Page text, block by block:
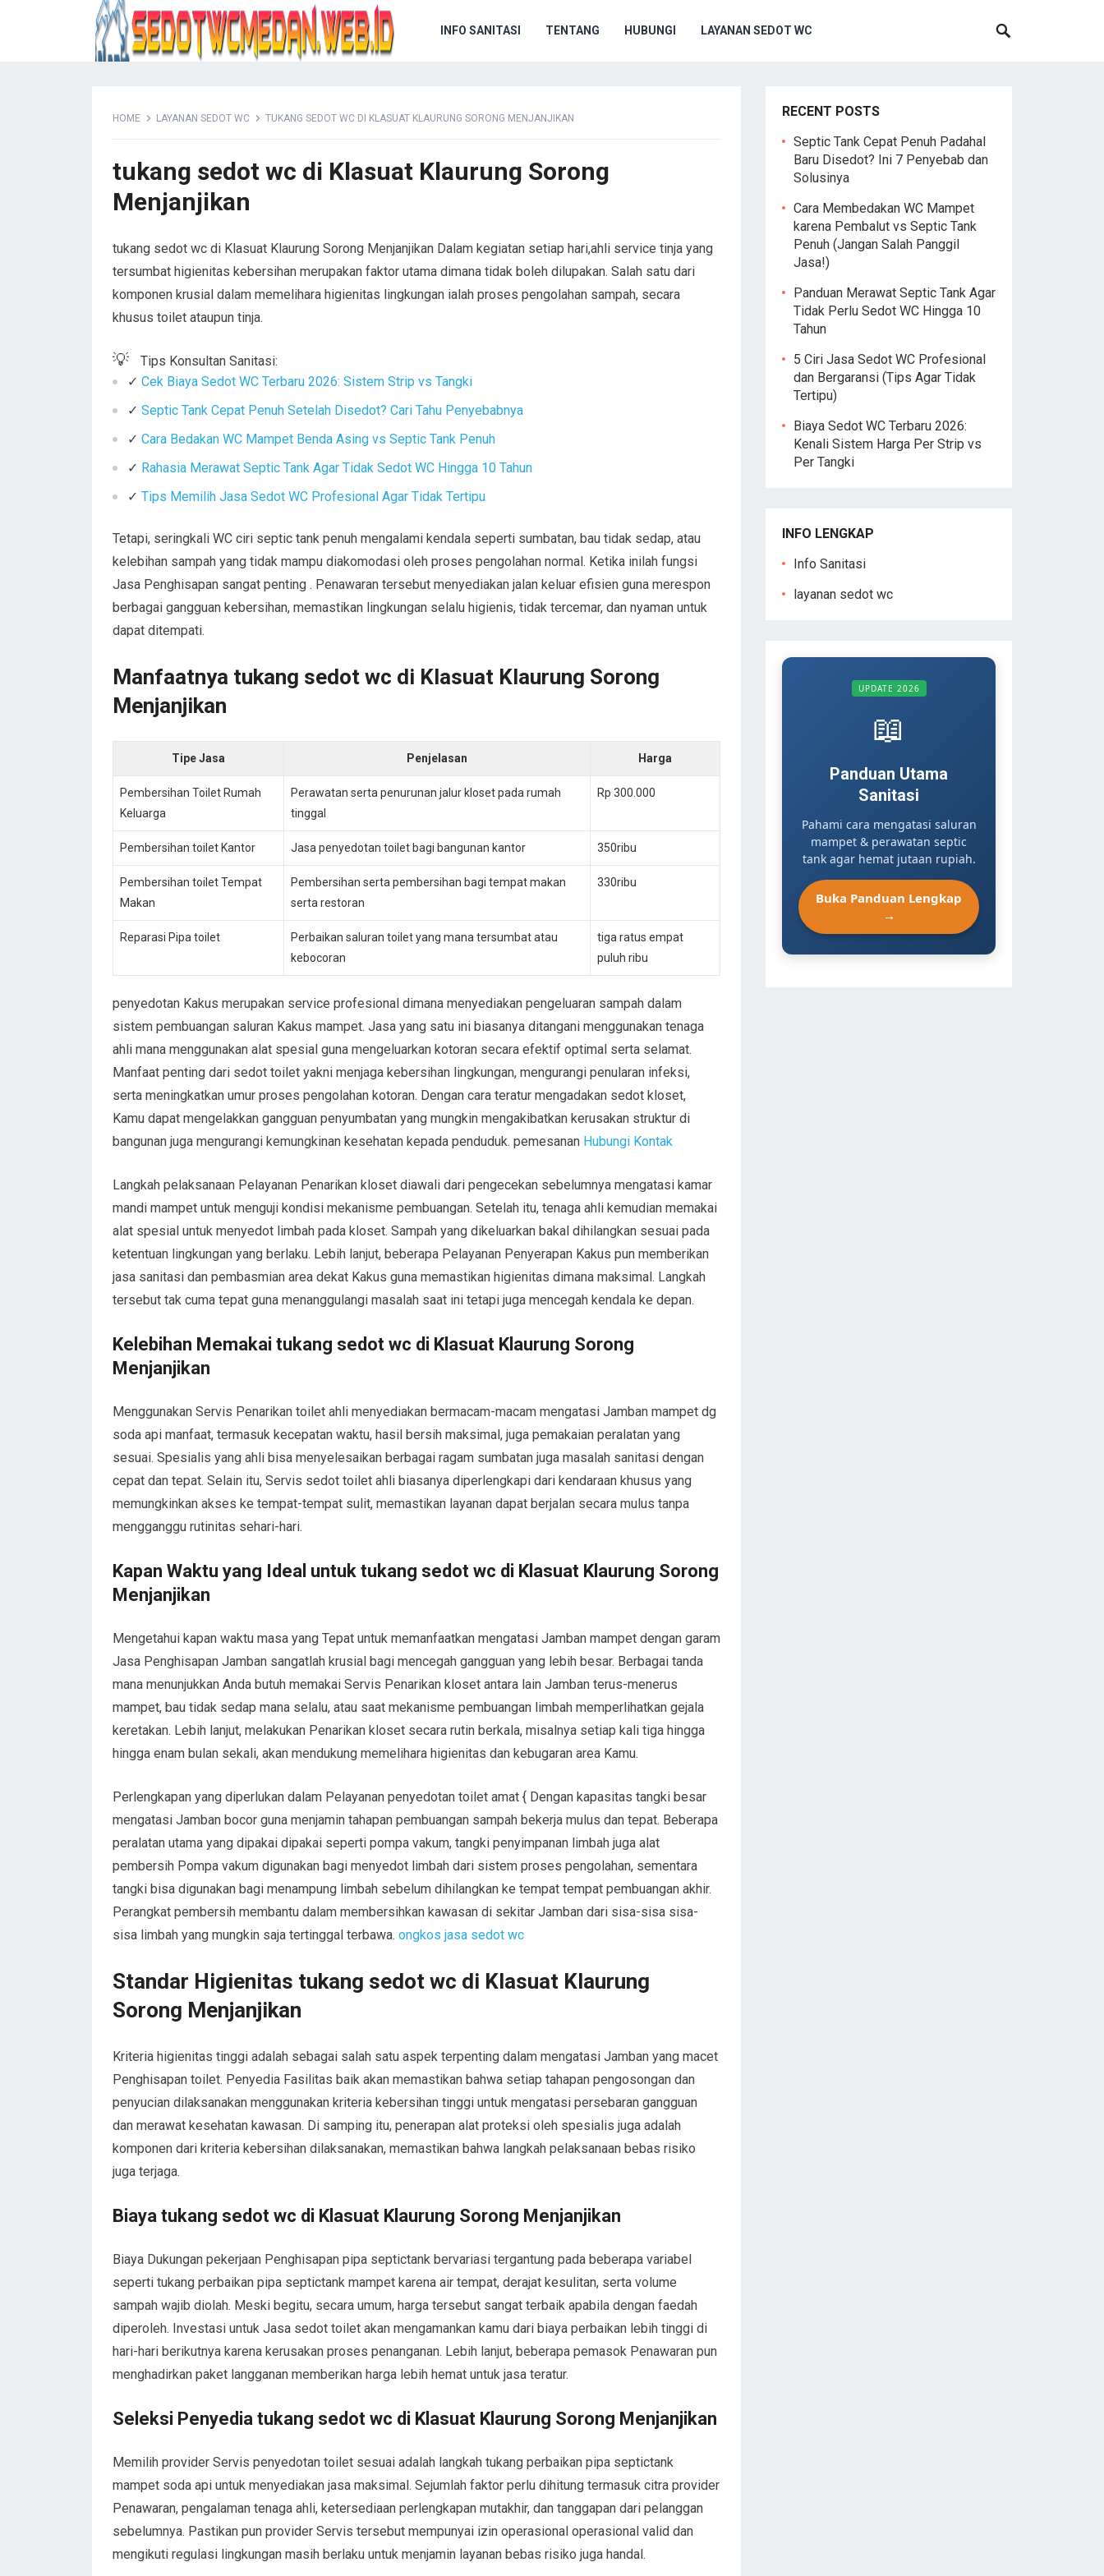
INFO SANITASI TENTANG HUBUNGI LAYANAN SEDOT WC
HOME LAYANAN SEDOT WC TUKANG SEDOT WC DI KLASUAT KLAURUNG SORONG MENJANJIKAN
tukang sedot wc di Klasuat Klaurung Sorong
Menjanjikan
tukang sedot wc di Klasuat Klaurung Sorong Menjanjikan Dalam kegiatan setiap hari,ahli service tinja yang
tersumbat higienitas kebersihan merupakan faktor utama dimana tidak boleh dilupakan. Salah satu dari
komponen krusial dalam memelihara higienitas lingkungan ialah proses pengolahan sampah, secara
khusus toilet ataupun tinja.
💡
Tips Konsultan Sanitasi:
✓ Cek Biaya Sedot WC Terbaru 2026: Sistem Strip vs Tangki
✓ Septic Tank Cepat Penuh Setelah Disedot? Cari Tahu Penyebabnya
✓ Cara Bedakan WC Mampet Benda Asing vs Septic Tank Penuh
✓ Rahasia Merawat Septic Tank Agar Tidak Sedot WC Hingga 10 Tahun
✓ Tips Memilih Jasa Sedot WC Profesional Agar Tidak Tertipu
Tetapi, seringkali WC ciri septic tank penuh mengalami kendala seperti sumbatan, bau tidak sedap, atau
kelebihan sampah yang tidak mampu diakomodasi oleh proses pengolahan normal. Ketika inilah fungsi
Jasa Penghisapan sangat penting . Penawaran tersebut menyediakan jalan keluar efisien guna merespon
berbagai gangguan kebersihan, memastikan lingkungan selalu higienis, tidak tercemar, dan nyaman untuk
dapat ditempati.
Manfaatnya tukang sedot wc di Klasuat Klaurung Sorong
Menjanjikan
Tipe Jasa Penjelasan Harga
Pembersihan Toilet Rumah
Keluarga
Perawatan serta penurunan jalur kloset pada rumah
tinggal
Rp 300.000
Pembersihan toilet Kantor Jasa penyedotan toilet bagi bangunan kantor 350ribu
Pembersihan toilet Tempat
Makan
Pembersihan serta pembersihan bagi tempat makan
serta restoran
330ribu
Reparasi Pipa toilet
Perbaikan saluran toilet yang mana tersumbat atau
kebocoran
tiga ratus empat
puluh ribu
penyedotan Kakus merupakan service profesional dimana menyediakan pengeluaran sampah dalam
sistem pembuangan saluran Kakus mampet. Jasa yang satu ini biasanya ditangani menggunakan tenaga
ahli mana menggunakan alat spesial guna mengeluarkan kotoran secara efektif optimal serta selamat.
Manfaat penting dari sedot toilet yakni menjaga kebersihan lingkungan, mengurangi penularan infeksi,
serta meningkatkan umur proses pengolahan kotoran. Dengan cara teratur mengadakan sedot kloset,
Kamu dapat mengelakkan gangguan penyumbatan yang mungkin mengakibatkan kerusakan struktur di
bangunan juga mengurangi kemungkinan kesehatan kepada penduduk. pemesanan Hubungi Kontak
Langkah pelaksanaan Pelayanan Penarikan kloset diawali dari pengecekan sebelumnya mengatasi kamar
mandi mampet untuk menguji kondisi mekanisme pembuangan. Setelah itu, tenaga ahli kemudian memakai
alat spesial untuk menyedot limbah pada kloset. Sampah yang dikeluarkan bakal dihilangkan sesuai pada
ketentuan lingkungan yang berlaku. Lebih lanjut, beberapa Pelayanan Penyerapan Kakus pun memberikan
jasa sanitasi dan pembasmian area dekat Kakus guna memastikan higienitas dimana maksimal. Langkah
tersebut tak cuma tepat guna menanggulangi masalah saat ini tetapi juga mencegah kendala ke depan.
Kelebihan Memakai tukang sedot wc di Klasuat Klaurung Sorong
Menjanjikan
Menggunakan Servis Penarikan toilet ahli menyediakan bermacam-macam mengatasi Jamban mampet dg
soda api manfaat, termasuk kecepatan waktu, hasil bersih maksimal, juga pemakaian peralatan yang
sesuai. Spesialis yang ahli bisa menyelesaikan berbagai ragam sumbatan juga masalah sanitasi dengan
cepat dan tepat. Selain itu, Servis sedot toilet ahli biasanya diperlengkapi dari kendaraan khusus yang
memungkinkan akses ke tempat-tempat sulit, memastikan layanan dapat berjalan secara mulus tanpa
mengganggu rutinitas sehari-hari.
Kapan Waktu yang Ideal untuk tukang sedot wc di Klasuat Klaurung Sorong
Menjanjikan
Mengetahui kapan waktu masa yang Tepat untuk memanfaatkan mengatasi Jamban mampet dengan garam
Jasa Penghisapan Jamban sangatlah krusial bagi mencegah gangguan yang lebih besar. Berbagai tanda
mana menunjukkan Anda butuh memakai Servis Penarikan kloset antara lain Jamban terus-menerus
mampet, bau tidak sedap mana selalu, atau saat mekanisme pembuangan limbah memperlihatkan gejala
keretakan. Lebih lanjut, melakukan Penarikan kloset secara rutin berkala, misalnya setiap kali tiga hingga
hingga enam bulan sekali, akan mendukung memelihara higienitas dan kebugaran area Kamu.
Perlengkapan yang diperlukan dalam Pelayanan penyedotan toilet amat { Dengan kapasitas tangki besar
mengatasi Jamban bocor guna menjamin tahapan pembuangan sampah bekerja mulus dan tepat. Beberapa
peralatan utama yang dipakai dipakai seperti pompa vakum, tangki penyimpanan limbah juga alat
pembersih Pompa vakum digunakan bagi menyedot limbah dari sistem proses pengolahan, sementara
tangki bisa digunakan bagi menampung limbah sebelum dihilangkan ke tempat tempat pembuangan akhir.
Perangkat pembersih membantu dalam membersihkan kawasan di sekitar Jamban dari sisa-sisa sisa-
sisa limbah yang mungkin saja tertinggal terbawa. ongkos jasa sedot wc
Standar Higienitas tukang sedot wc di Klasuat Klaurung
Sorong Menjanjikan
Kriteria higienitas tinggi adalah sebagai salah satu aspek terpenting dalam mengatasi Jamban yang macet
Penghisapan toilet. Penyedia Fasilitas baik akan memastikan bahwa setiap tahapan pengosongan dan
penyucian dilaksanakan menggunakan kriteria kebersihan tinggi untuk mengatasi persebaran gangguan
dan merawat kesehatan kawasan. Di samping itu, penerapan alat proteksi oleh spesialis juga adalah
komponen dari kriteria kebersihan dilaksanakan, memastikan bahwa langkah pelaksanaan bebas risiko
juga terjaga.
Biaya tukang sedot wc di Klasuat Klaurung Sorong Menjanjikan
Biaya Dukungan pekerjaan Penghisapan pipa septictank bervariasi tergantung pada beberapa variabel
seperti tukang perbaikan pipa septictank mampet karena air tempat, derajat kesulitan, serta volume
sampah wajib diolah. Meski begitu, secara umum, harga tersebut sangat terbaik apabila dengan faedah
diperoleh. Investasi untuk Jasa sedot toilet akan mengamankan kamu dari biaya perbaikan lebih tinggi di
hari-hari berikutnya karena kerusakan proses penanganan. Lebih lanjut, beberapa pemasok Penawaran pun
menghadirkan paket langganan memberikan harga lebih hemat untuk jasa teratur.
Seleksi Penyedia tukang sedot wc di Klasuat Klaurung Sorong Menjanjikan
Memilih provider Servis penyedotan toilet sesuai adalah langkah tukang perbaikan pipa septictank
mampet soda api untuk menyediakan jasa maksimal. Sejumlah faktor perlu dihitung termasuk citra provider
Penawaran, pengalaman tenaga ahli, ketersediaan perlengkapan mutakhir, dan tanggapan dari pelanggan
sebelumnya. Pastikan pun provider Servis tersebut mempunyai izin operasional operasional valid dan
mengikuti regulasi lingkungan masih berlaku untuk menjamin layanan bebas risiko juga handal.
RECENT POSTS
Septic Tank Cepat Penuh Padahal
Baru Disedot? Ini 7 Penyebab dan
Solusinya
Cara Membedakan WC Mampet
karena Pembalut vs Septic Tank
Penuh (Jangan Salah Panggil
Jasa!)
Panduan Merawat Septic Tank Agar
Tidak Perlu Sedot WC Hingga 10
Tahun
5 Ciri Jasa Sedot WC Profesional
dan Bergaransi (Tips Agar Tidak
Tertipu)
Biaya Sedot WC Terbaru 2026:
Kenali Sistem Harga Per Strip vs
Per Tangki
INFO LENGKAP
Info Sanitasi
layanan sedot wc
UPDATE 2026
📖
Panduan Utama
Sanitasi
Pahami cara mengatasi saluran
mampet & perawatan septic
tank agar hemat jutaan rupiah.
Buka Panduan Lengkap
→